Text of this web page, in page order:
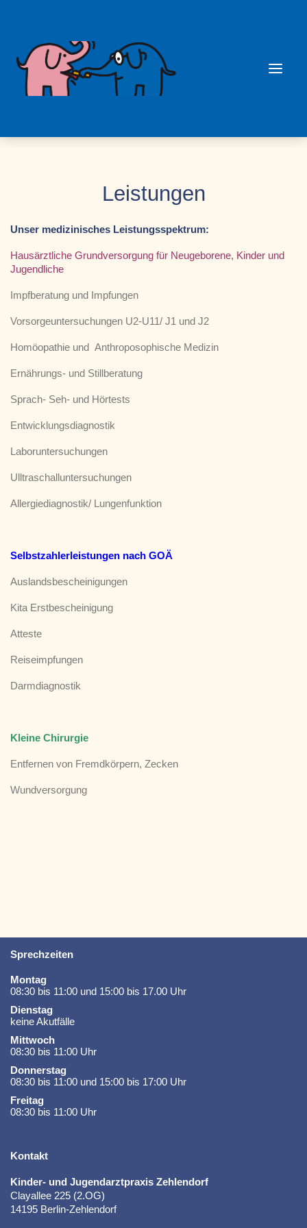
Praxis & Team
Elterninfo
Aktuelles
Leistungen
Unser medizinisches Leistungsspektrum:
Hausärztliche Grundversorgung für Neugeborene, Kinder und
Jugendliche
Impfberatung und Impfungen
Vorsorgeuntersuchungen U2-U11/ J1 und J2
Homöopathie und Anthroposophische Medizin
Ernährungs- und Stillberatung
Sprach- Seh- und Hörtests
Entwicklungsdiagnostik
Laboruntersuchungen
Ulltraschalluntersuchungen
Allergiediagnostik/ Lungenfunktion
Selbstzahlerleistungen nach GOÄ
Auslandsbescheinigungen
Kita Erstbescheinigung
Atteste
Reiseimpfungen
Darmdiagnostik
Kleine Chirurgie
Entfernen von Fremdkörpern, Zecken
Wundversorgung
Sprechzeiten
Montag
08:30 bis 11:00 und 15:00 bis 17.00 Uhr
Dienstag
keine Akutfälle
Mittwoch
08:30 bis 11:00 Uhr
Donnerstag
08:30 bis 11:00 und 15:00 bis 17:00 Uhr
Freitag
08:30 bis 11:00 Uhr
Kontakt
Kinder- und Jugendarztpraxis Zehlendorf
Clayallee 225 (2.OG)
14195 Berlin-Zehlendorf